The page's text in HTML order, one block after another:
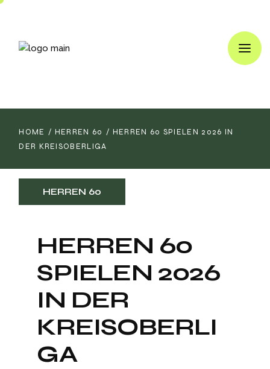
HOME HERREN 60
HERREN 60 SPIELEN 2026 IN
DER KREISOBERLIGA
HERREN 60
HERREN 60
SPIELEN 2026
IN DER
KREISOBERLI
GA